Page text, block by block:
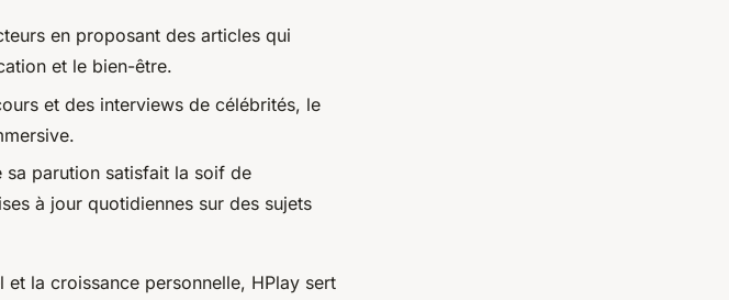
en proposant des articles qui
et le bien-être.
et des interviews de célébrités, le
sa parution satisfait la soif de
à jour quotidiennes sur des sujets
la croissance personnelle, HPlay sert